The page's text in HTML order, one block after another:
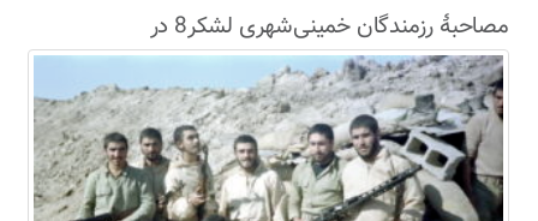
مصاحبۀ رزمندگان خمینی‌شهری لشکر8 در
سال63+فیلم